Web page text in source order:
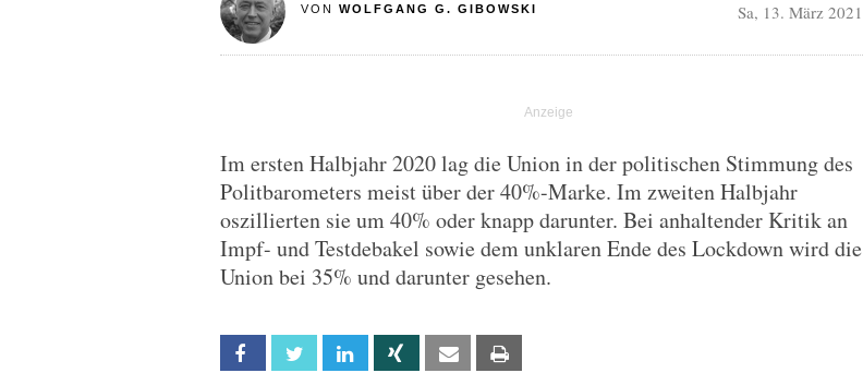
VON WOLFGANG G. GIBOWSKI Sa, 13. März 2021
Im ersten Halbjahr 2020 lag die Union in der politischen Stimmung des
Politbarometers meist über der 40%-Marke. Im zweiten Halbjahr
oszillierten sie um 40% oder knapp darunter. Bei anhaltender Kritik an
Impf- und Testdebakel sowie dem unklaren Ende des Lockdown wird die
Union bei 35% und darunter gesehen.
Facebook Twitter Linkedin Xing Email